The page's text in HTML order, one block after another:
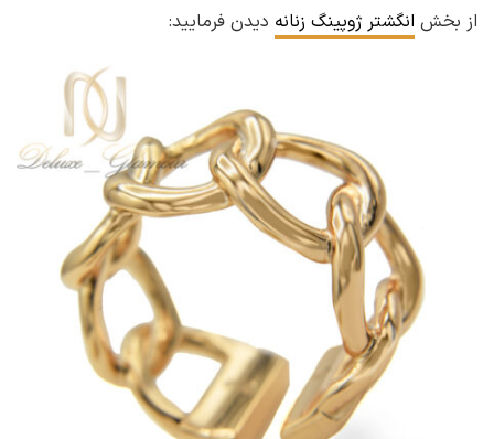
از بخش انگشتر ژوپینگ زنانه دیدن فرمایید: